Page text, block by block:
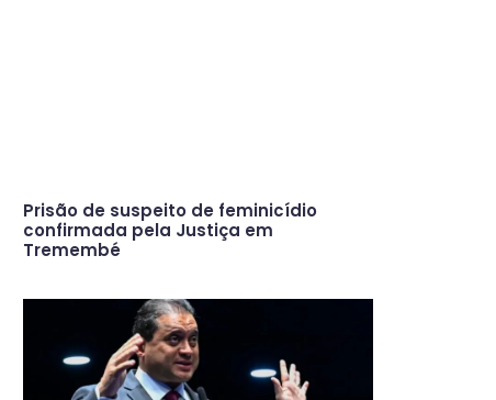
Prisão de suspeito de feminicídio
confirmada pela Justiça em
Tremembé